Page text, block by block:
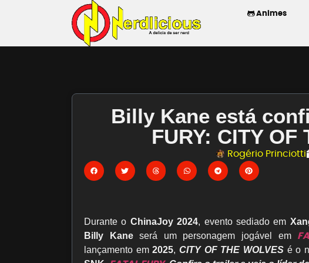
Animes
Billy Kane está
FURY: CITY OF
Rogério Princiotti
Durante o ChinaJoy 2024, evento sediado em
Billy Kaneserá um personagem jogável em
lançamento em2025,CITY OF THE WOLVES é o